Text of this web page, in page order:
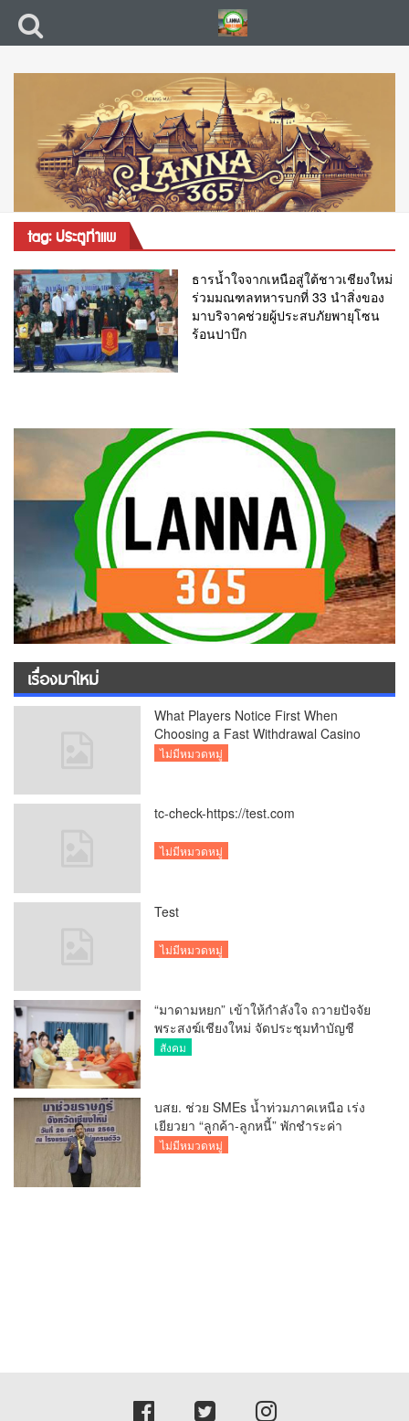
tag: ประตูท่าแพ
ธารน้ำใจจากเหนือสู่ใต้ชาวเชียงใหม่
ร่วมมณฑลทหารบกที่ 33 นำสิ่งของ
มาบริจาคช่วยผู้ประสบภัยพายุโซน
ร้อนปาบึก
เรื่องมาใหม่
What Players Notice First When
Choosing a Fast Withdrawal Casino
UK
ไม่มีหมวดหมู่
tc-check-https://test.com
ไม่มีหมวดหมู่
Test
ไม่มีหมวดหมู่
“มาดามหยก” เข้าให้กำลังใจ ถวายปัจจัย
พระสงฆ์เชียงใหม่ จัดประชุมทำบัญชี
รายรับรายจ่ายของวัด กว่า 300 รูป ที่วัด
สังคม
บสย. ช่วย SMEs น้ำท่วมภาคเหนือ เร่ง
เยียวยา “ลูกค้า-ลูกหนี้” พักชำระค่า
ธรรมเนียม-ค่างวด
ไม่มีหมวดหมู่